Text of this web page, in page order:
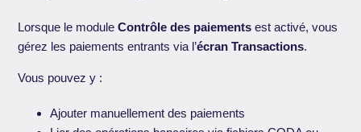
Lorsque le moduleContrôle des paiements est activé, vous
gérez les paiements entrants via l’écran Transactions.
Vous pouvez y :
Ajouter manuellement des paiements